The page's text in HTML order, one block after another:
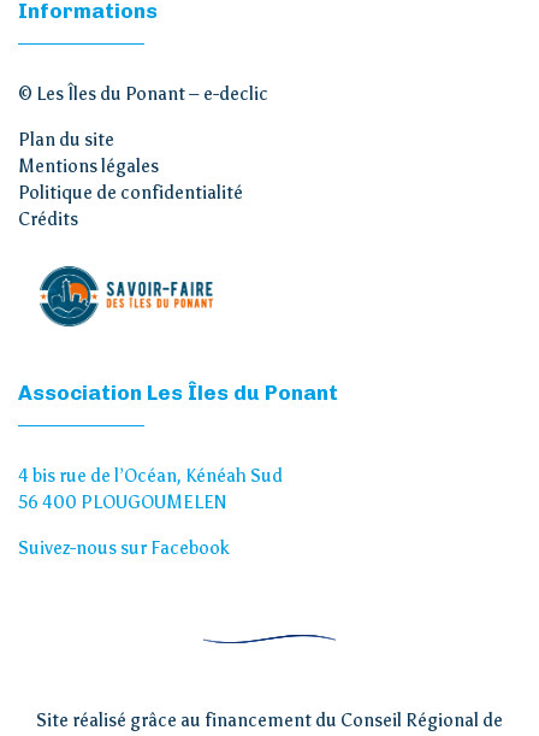
Informations
© Les Îles du Ponant – e-declic
Plan du site
Mentions légales
Politique de confidentialité
Crédits
Association Les Îles du Ponant
4 bis rue de l’Océan, Kénéah Sud
56 400 PLOUGOUMELEN
Suivez-nous sur Facebook
Site réalisé grâce au financement du Conseil Régional de